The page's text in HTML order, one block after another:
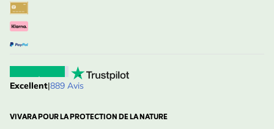
Excellent|889 Avis
VIVARA POUR LA PROTECTION DE LA NATURE